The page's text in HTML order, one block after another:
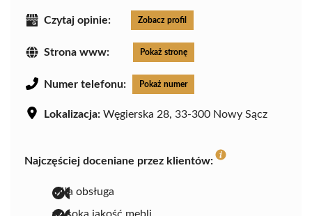
Czytaj opinie: Zobacz profil
Strona www: Pokaż stronę
Numer telefonu: Pokaż numer
Lokalizacja: Węgierska 28, 33-300 Nowy Sącz
Najczęściej doceniane przez klientów:
miła obsługa